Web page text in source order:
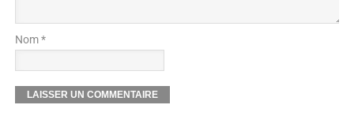
Nom *